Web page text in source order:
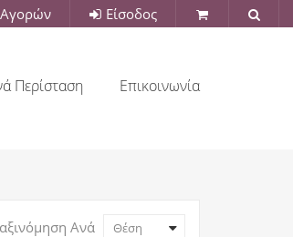
Είσοδος
Περίσταση Επικοινωνία
Ανά Θέση